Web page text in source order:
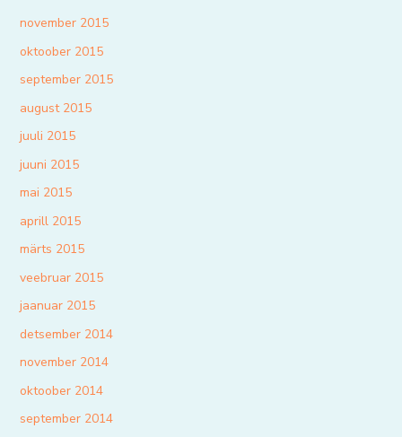
november 2015
oktoober 2015
september 2015
august 2015
juuli 2015
juuni 2015
mai 2015
aprill 2015
märts 2015
veebruar 2015
jaanuar 2015
detsember 2014
november 2014
oktoober 2014
september 2014